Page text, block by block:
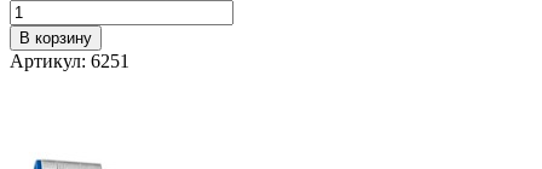
В корзину
Артикул: 6251